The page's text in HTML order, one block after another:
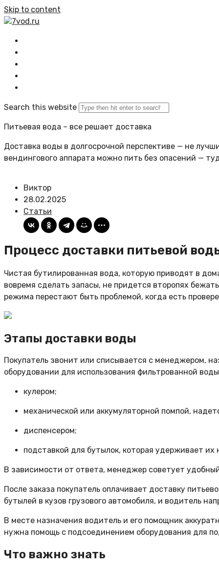
Skip to content
7vod.ru
Search this website
Питьевая вода – все решает доставка
Доставка воды в долгосрочной перспективе — не
вендингового аппарата можно пить без опасений —
Виктор
28.02.2025
Статьи
Процесс доставки питьевой
Чистая бутилированная вода, которую приводят в
вовремя сделать запасы, не придется второпях
режима перестают быть проблемой, когда есть
Этапы доставки воды
Покупатель звонит или списывается с менеджером,
оборудовании для использования фильтрованной
кулером;
механической или аккумуляторной помпой,
диспенсером;
подставкой для бутылок, которая удерживает
В зависимости от ответа, менеджер советует
После заказа покупатель оплачивает доставку
бутылей в кузов грузового автомобиля, и водитель
В месте назначения водитель и его помощник
нужна помощь с подсоединением оборудования для
Что важно знать